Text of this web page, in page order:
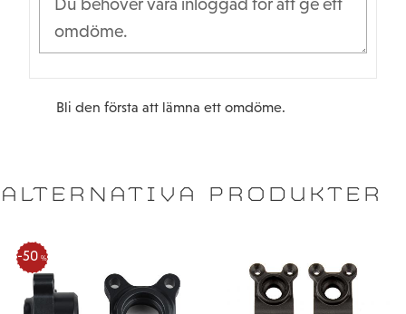
Bli den första att lämna ett omdöme.
ALTERNATIVA PRODUKTER
50 %